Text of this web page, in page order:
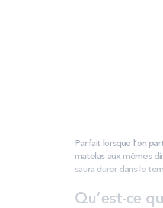
Parfait lorsque l’on
matelas aux mêmes
saura durer dans le
Qu’est-ce